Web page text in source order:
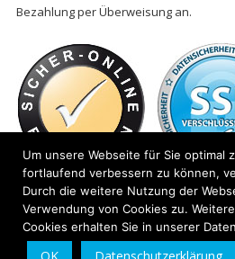
Bezahlung per Überweisung an.
Um unsere Webseite für Sie optimal
fortlaufend verbessern zu können,
Durch die weitere Nutzung der
Verwendung von Cookies zu.
Cookies erhalten Sie in unserer